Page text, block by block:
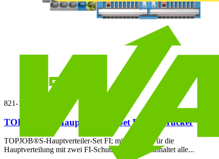
821-109
TOPJOB®S-Hauptverteiler-Set FI,mit Drücker
TOPJOB®S-Hauptverteiler-Set FI; mit DrückerFür die
Hauptverteilung mit zwei FI-Schutzschaltern; beinhaltet alle...